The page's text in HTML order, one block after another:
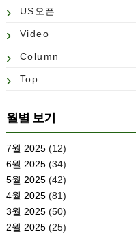
US오픈
Video
Column
Top
월별 보기
7월 2025(12)
6월 2025(34)
5월 2025(42)
4월 2025(81)
3월 2025(50)
2월 2025(25)